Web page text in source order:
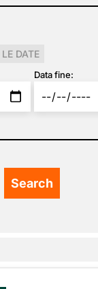
DATE
Data fine: